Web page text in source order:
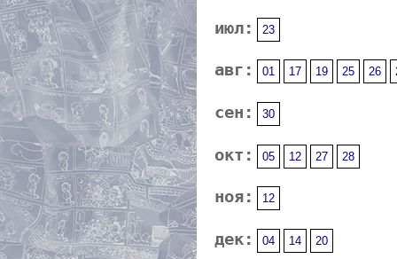
июл: 23
авг: 01 17 19 25 26
сен: 30
окт: 05 12 27 28
ноя: 12
дек: 04 14 20